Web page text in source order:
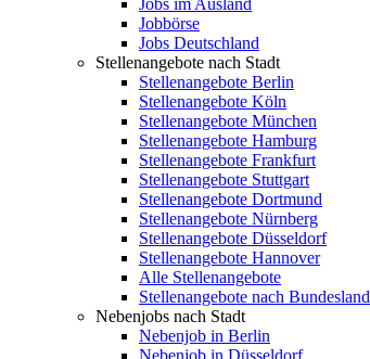
Jobs im Ausland
Jobbörse
Jobs Deutschland
Stellenangebote nach Stadt
Stellenangebote Berlin
Stellenangebote Köln
Stellenangebote München
Stellenangebote Hamburg
Stellenangebote Frankfurt
Stellenangebote Stuttgart
Stellenangebote Dortmund
Stellenangebote Nürnberg
Stellenangebote Düsseldorf
Stellenangebote Hannover
Alle Stellenangebote
Stellenangebote nach Bundesland
Nebenjobs nach Stadt
Nebenjob in Berlin
Nebenjob in Düsseldorf